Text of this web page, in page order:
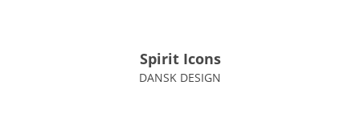
Spirit Icons
DANSK DESIGN